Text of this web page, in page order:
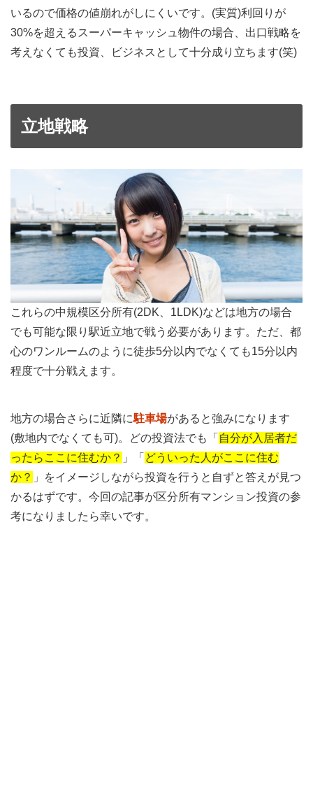
いるので価格の値崩れがしにくいです。(実質)利回りが
30%を超えるスーパーキャッシュ物件の場合、出口戦略を
考えなくても投資、ビジネスとして十分成り立ちます(笑)
立地戦略
これらの中規模区分所有(2DK、1LDK)などは地方の場合
でも可能な限り駅近立地で戦う必要があります。ただ、都
心のワンルームのように徒歩5分以内でなくても15分以内
程度で十分戦えます。
地方の場合さらに近隣に駐車場があると強みになります
(敷地内でなくても可)。どの投資法でも「 自分が入居者だ
ったらここに住むか？ 」「 どういった人がここに住む
か？ 」をイメージしながら投資を行うと自ずと答えが見つ
かるはずです。今回の記事が区分所有マンション投資の参
考になりましたら幸いです。